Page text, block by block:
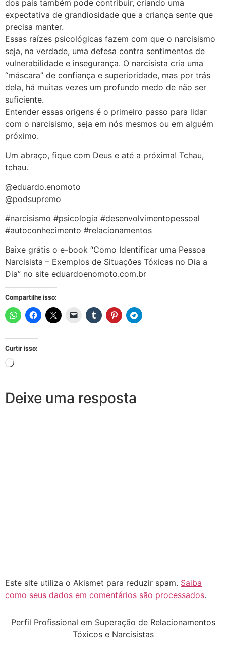
dos pais também pode contribuir, criando uma
expectativa de grandiosidade que a criança sente que
precisa manter.
Essas raízes psicológicas fazem com que o narcisismo
seja, na verdade, uma defesa contra sentimentos de
vulnerabilidade e insegurança. O narcisista cria uma
“máscara” de confiança e superioridade, mas por trás
dela, há muitas vezes um profundo medo de não ser
suficiente.
Entender essas origens é o primeiro passo para lidar
com o narcisismo, seja em nós mesmos ou em alguém
próximo.
Um abraço, fique com Deus e até a próxima! Tchau,
tchau.
@eduardo.enomoto
@podsupremo
#narcisismo #psicologia #desenvolvimentopessoal
#autoconhecimento #relacionamentos
Baixe grátis o e-book “Como Identificar uma Pessoa
Narcisista – Exemplos de Situações Tóxicas no Dia a
Dia” no site eduardoenomoto.com.br
Compartilhe isso:
Curtir isso:
Deixe uma resposta
Este site utiliza o Akismet para reduzir spam. Saiba
como seus dados em comentários são processados.
Perfil Profissional em Superação de Relacionamentos
Tóxicos e Narcisistas